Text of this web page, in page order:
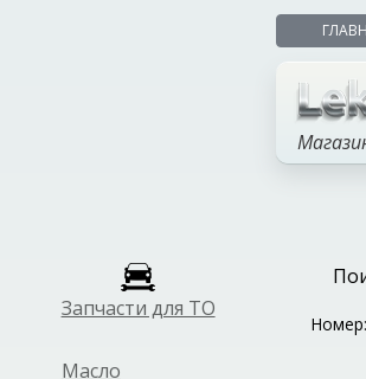
Запчасти для ТО
Масло
Номер: